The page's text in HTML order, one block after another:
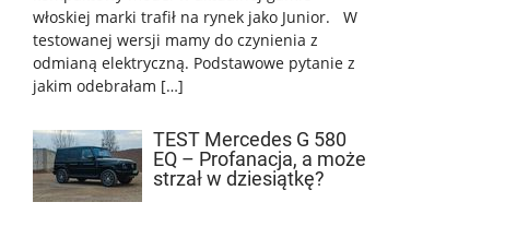
włoskiej marki trafił na rynek jako Junior. W
testowanej wersji mamy do czynienia z
odmianą elektryczną. Podstawowe pytanie z
jakim odebrałam […]
TEST Mercedes G 580
EQ – Profanacja, a może
strzał w dziesiątkę?